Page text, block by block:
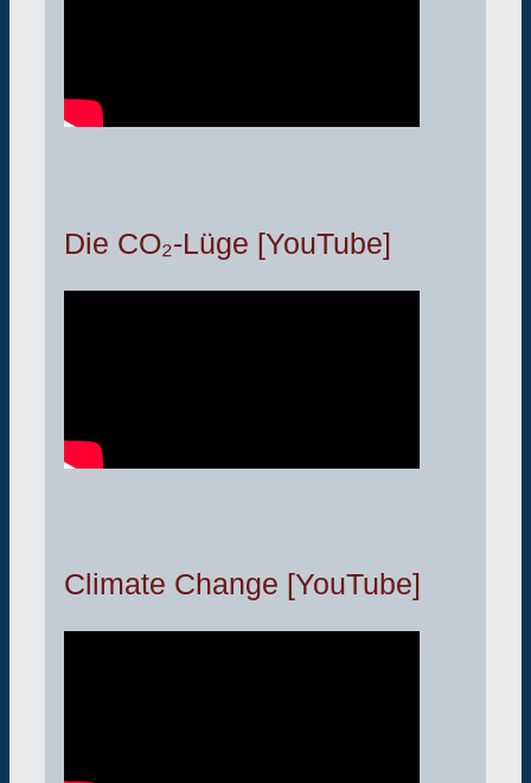
Die CO₂-Lüge [YouTube]
Climate Change [YouTube]